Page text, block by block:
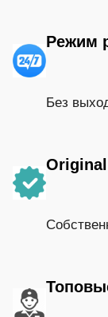
Режим
Без
Original